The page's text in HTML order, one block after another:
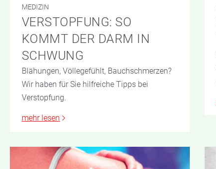
MEDIZIN
VERSTOPFUNG: SO
KOMMT DER DARM IN
SCHWUNG
Blähungen, Völlegefühlt, Bauchschmerzen?
Wir haben für Sie hilfreiche Tipps bei
Verstopfung.
mehr lesen